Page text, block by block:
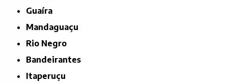
Guaíra
Mandaguaçu
Rio Negro
Bandeirantes
Itaperuçu